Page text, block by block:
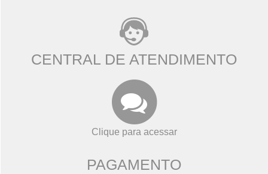
CENTRAL DE ATENDIMENTO
Clique para acessar
PAGAMENTO